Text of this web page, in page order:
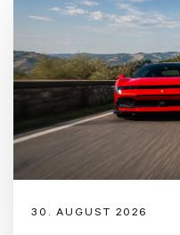
30. AUGUST 2026